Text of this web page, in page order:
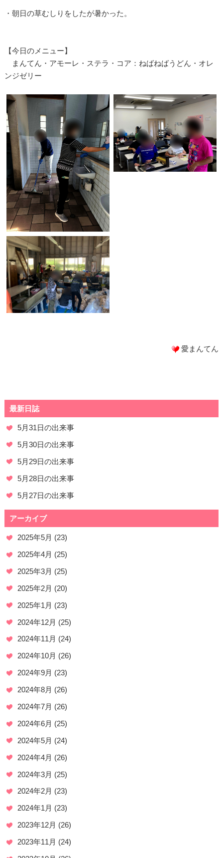
・朝日の草むしりをしたが暑かった。
【今日のメニュー】
まんてん・アモーレ・ステラ・コア：ねばねばうどん・オレ
ンジゼリー
愛まんてん
最新日誌
5月31日の出来事
5月30日の出来事
5月29日の出来事
5月28日の出来事
5月27日の出来事
アーカイブ
2025年5月 (23)
2025年4月 (25)
2025年3月 (25)
2025年2月 (20)
2025年1月 (23)
2024年12月 (25)
2024年11月 (24)
2024年10月 (26)
2024年9月 (23)
2024年8月 (26)
2024年7月 (26)
2024年6月 (25)
2024年5月 (24)
2024年4月 (26)
2024年3月 (25)
2024年2月 (23)
2024年1月 (23)
2023年12月 (26)
2023年11月 (24)